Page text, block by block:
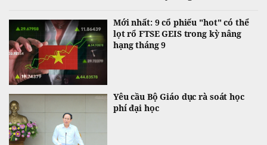
Mới nhất: 9 cổ phiếu "hot" có thể
lọt rổ FTSE GEIS trong kỳ nâng
hạng tháng 9
Yêu cầu Bộ Giáo dục rà soát học
phí đại học